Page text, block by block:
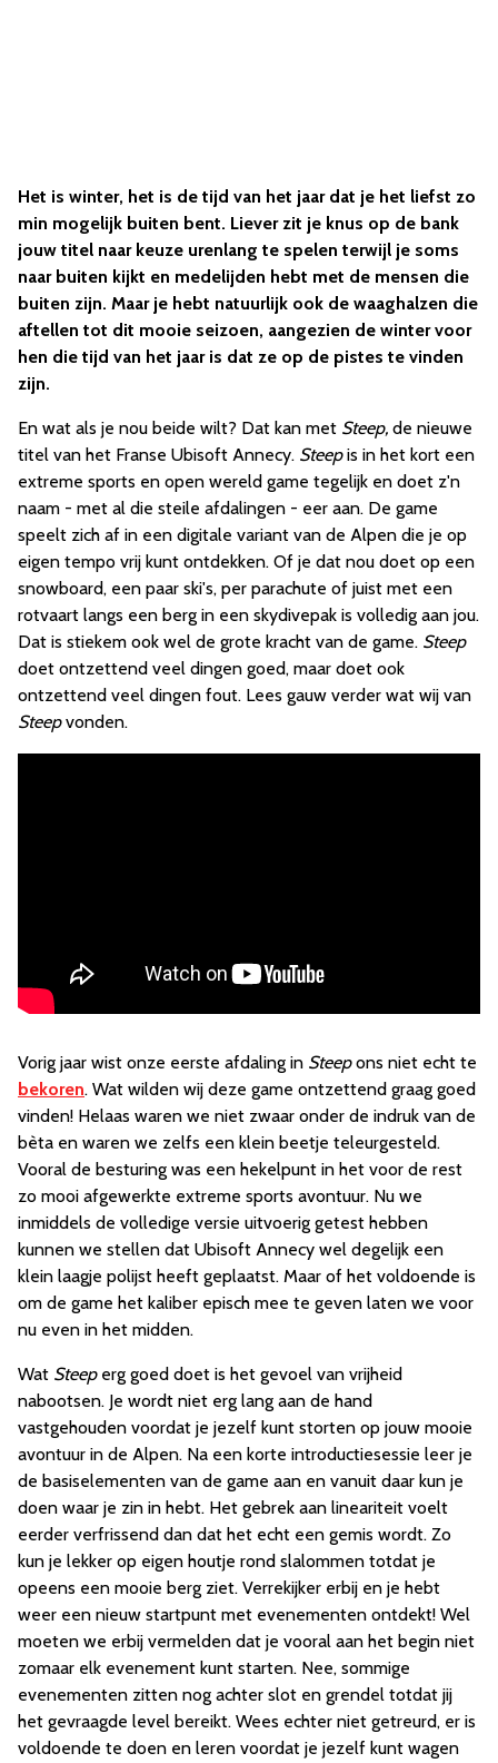
Het is winter, het is de tijd van het jaar dat je het liefst zo
min mogelijk buiten bent. Liever zit je knus op de bank
jouw titel naar keuze urenlang te spelen terwijl je soms
naar buiten kijkt en medelijden hebt met de mensen die
buiten zijn. Maar je hebt natuurlijk ook de waaghalzen die
aftellen tot dit mooie seizoen, aangezien de winter voor
hen die tijd van het jaar is dat ze op de pistes te vinden
zijn.
En wat als je nou beide wilt? Dat kan met Steep, de nieuwe
titel van het Franse Ubisoft Annecy. Steepis in het kort een
extreme sports en open wereld game tegelijk en doet z'n
naam - met al die steile afdalingen - eer aan. De game
speelt zich af in een digitale variant van de Alpen die je op
eigen tempo vrij kunt ontdekken. Of je dat nou doet op een
snowboard, een paar ski's, per parachute of juist met een
rotvaart langs een berg in een skydivepak is volledig aan jou.
Dat is stiekem ook wel de grote kracht van de game. Steep
doet ontzettend veel dingen goed, maar doet ook
ontzettend veel dingen fout. Lees gauw verder wat wij van
Steepvonden.
Vorig jaar wist onze eerste afdaling in Steepons niet echt te
bekoren. Wat wilden wij deze game ontzettend graag goed
vinden! Helaas waren we niet zwaar onder de indruk van de
bèta en waren we zelfs een klein beetje teleurgesteld.
Vooral de besturing was een hekelpunt in het voor de rest
zo mooi afgewerkte extreme sports avontuur. Nu we
inmiddels de volledige versie uitvoerig getest hebben
kunnen we stellen dat Ubisoft Annecy wel degelijk een
klein laagje polijst heeft geplaatst. Maar of het voldoende is
om de game het kaliber episch mee te geven laten we voor
nu even in het midden.
Wat Steep erg goed doet is het gevoel van vrijheid
nabootsen. Je wordt niet erg lang aan de hand
vastgehouden voordat je jezelf kunt storten op jouw mooie
avontuur in de Alpen. Na een korte introductiesessie leer je
de basiselementen van de game aan en vanuit daar kun je
doen waar je zin in hebt. Het gebrek aan lineariteit voelt
eerder verfrissend dan dat het echt een gemis wordt. Zo
kun je lekker op eigen houtje rond slalommen totdat je
opeens een mooie berg ziet. Verrekijker erbij en je hebt
weer een nieuw startpunt met evenementen ontdekt! Wel
moeten we erbij vermelden dat je vooral aan het begin niet
zomaar elk evenement kunt starten. Nee, sommige
evenementen zitten nog achter slot en grendel totdat jij
het gevraagde level bereikt. Wees echter niet getreurd, er is
voldoende te doen en leren voordat je jezelf kunt wagen